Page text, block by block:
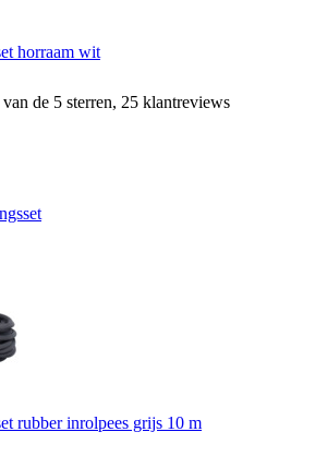
horraam wit
de 5 sterren, 25 klantreviews
rubber inrolpees grijs 10 m